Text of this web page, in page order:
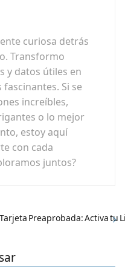
curiosa detrás
Transformo
y datos útiles en
Si se
increíbles,
o lo mejor
estoy aquí
con cada
juntos?
Tarjeta Preaprobada: Activa tu